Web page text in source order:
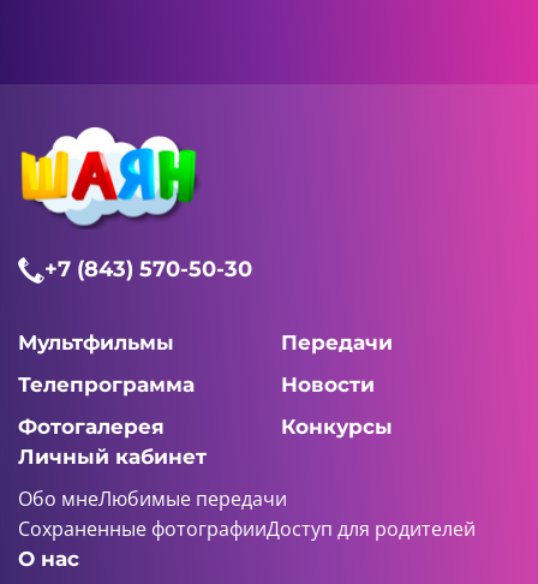
+7 (843) 570-50-30
Мультфильмы
Передачи
Телепрограмма
Новости
Фотогалерея
Конкурсы
Личный кабинет
Обо мнеЛюбимые передачи
Сохраненные фотографииДоступ для родителей
О нас